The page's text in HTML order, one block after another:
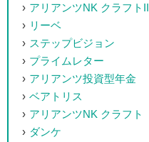
アリアンツNK クラフトII
リーベ
ステップビジョン
プライムレター
アリアンツ投資型年金
ベアトリス
アリアンツNK クラフト
ダンケ